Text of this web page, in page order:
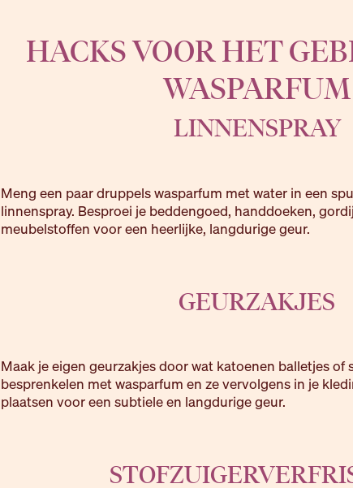
HACKS VOOR HET
WASPARFUM
LINNENSPRAY
Meng een paar druppels wasparfum met water in een
linnenspray. Besproei je beddengoed, handdoeken,
meubelstoffen voor een heerlijke, langdurige geur.
GEURZAKJES
Maak je eigen geurzakjes door wat katoenen balletjes of
besprenkelen met wasparfum en ze vervolgens in je
plaatsen voor een subtiele en langdurige geur.